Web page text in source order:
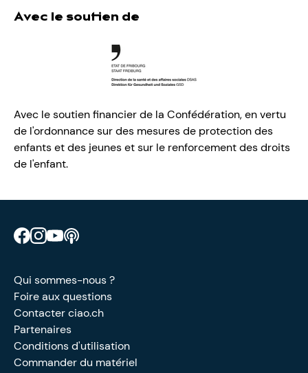
Avec le soutien de
Avec le soutien financier de la Confédération, en vertu
de l'ordonnance sur des mesures de protection des
enfants et des jeunes et sur le renforcement des droits
de l'enfant.
Retrouve CIAO sur Facebook
Retrouve CIAO sur Instagram
Retrouve CIAO sur YouTube
Qui sommes-nous ?
Foire aux questions
Contacter ciao.ch
Partenaires
Conditions d'utilisation
Commander du matériel